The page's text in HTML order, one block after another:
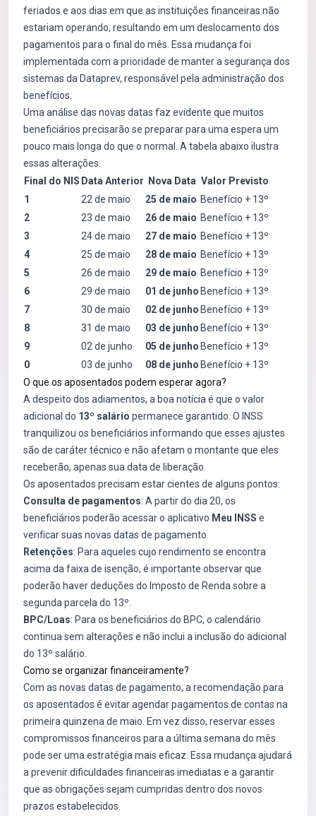
feriados e aos dias em que as instituições financeiras não
estariam operando, resultando em um deslocamento dos
pagamentos para o final do mês. Essa mudança foi
implementada com a prioridade de manter a segurança dos
sistemas da Dataprev, responsável pela administração dos
benefícios.
Uma análise das novas datas faz evidente que muitos
beneficiários precisarão se preparar para uma espera um
pouco mais longa do que o normal. A tabela abaixo ilustra
essas alterações.
Final do NIS Data Anterior Nova Data Valor Previsto
1
22 de maio 25 de maio Benefício + 13º
2
23 de maio 26 de maio Benefício + 13º
3
24 de maio 27 de maio Benefício + 13º
4
25 de maio 28 de maio Benefício + 13º
5
26 de maio 29 de maio Benefício + 13º
6
29 de maio 01 de junho Benefício + 13º
7
30 de maio 02 de junho Benefício + 13º
8
31 de maio 03 de junho Benefício + 13º
9
02 de junho 05 de junho Benefício + 13º
0
03 de junho 08 de junho Benefício + 13º
O que os aposentados podem esperar agora?
A despeito dos adiamentos, a boa notícia é que o valor
adicional do 13º salário permanece garantido. O INSS
tranquilizou os beneficiários informando que esses ajustes
são de caráter técnico e não afetam o montante que eles
receberão, apenas sua data de liberação.
Os aposentados precisam estar cientes de alguns pontos:
Consulta de pagamentos: A partir do dia 20, os
beneficiários poderão acessar o aplicativo Meu INSS e
verificar suas novas datas de pagamento.
Retenções: Para aqueles cujo rendimento se encontra
acima da faixa de isenção, é importante observar que
poderão haver deduções do Imposto de Renda sobre a
segunda parcela do 13º.
BPC/Loas: Para os beneficiários do BPC, o calendário
continua sem alterações e não inclui a inclusão do adicional
do 13º salário.
Como se organizar financeiramente?
Com as novas datas de pagamento, a recomendação para
os aposentados é evitar agendar pagamentos de contas na
primeira quinzena de maio. Em vez disso, reservar esses
compromissos financeiros para a última semana do mês
pode ser uma estratégia mais eficaz. Essa mudança ajudará
a prevenir dificuldades financeiras imediatas e a garantir
que as obrigações sejam cumpridas dentro dos novos
prazos estabelecidos.